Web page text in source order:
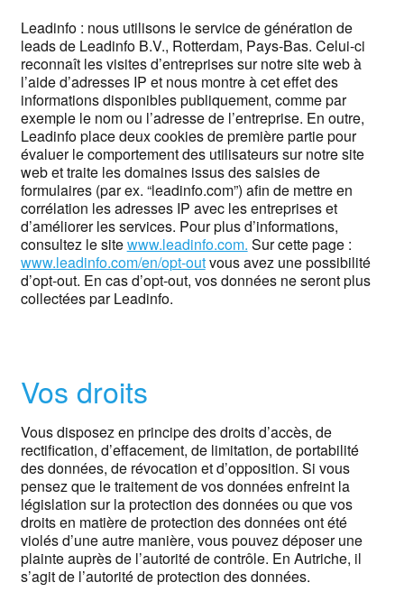
Leadinfo : nous utilisons le service de génération de
leads de Leadinfo B.V., Rotterdam, Pays-Bas. Celui-ci
reconnaît les visites d’entreprises sur notre site web à
l’aide d’adresses IP et nous montre à cet effet des
informations disponibles publiquement, comme par
exemple le nom ou l’adresse de l’entreprise. En outre,
Leadinfo place deux cookies de première partie pour
évaluer le comportement des utilisateurs sur notre site
web et traite les domaines issus des saisies de
formulaires (par ex. “leadinfo.com”) afin de mettre en
corrélation les adresses IP avec les entreprises et
d’améliorer les services. Pour plus d’informations,
consultez le sitewww.leadinfo.com. Sur cette page :
www.leadinfo.com/en/opt-outvous avez une possibilité
d’opt-out. En cas d’opt-out, vos données ne seront plus
collectées par Leadinfo.
Vos droits
Vous disposez en principe des droits d’accès, de
rectification, d’effacement, de limitation, de portabilité
des données, de révocation et d’opposition. Si vous
pensez que le traitement de vos données enfreint la
législation sur la protection des données ou que vos
droits en matière de protection des données ont été
violés d’une autre manière, vous pouvez déposer une
plainte auprès de l’autorité de contrôle. En Autriche, il
s’agit de l’autorité de protection des données.